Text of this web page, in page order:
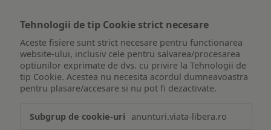
Tehnologii de tip Cookie strict necesare
Aceste fisiere sunt strict necesare pentru functionarea
website-ului, inclusiv cele pentru salvarea/procesarea
optiunilor exprimate de dvs. cu privire la Tehnologii de
tip Cookie. Acestea nu necesita acordul dumneavoastra
pentru plasare/accesare si nu pot fi dezactivate.
de
anunturi.viata-libera.ro